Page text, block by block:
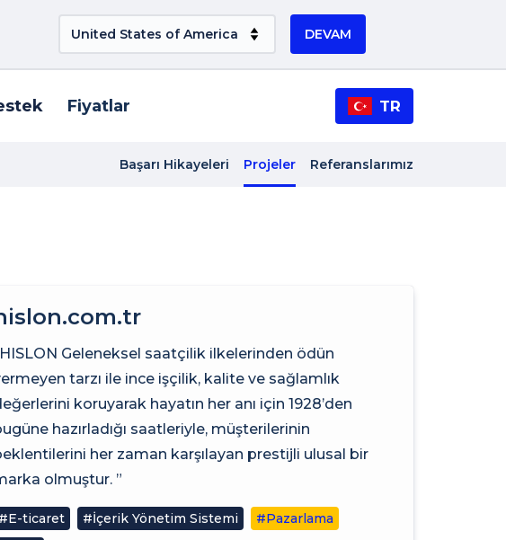
DEVAM
Fiyatlar TR
Başarı Hikayeleri Projeler Referanslarımız
Geleneksel saatçilik ilkelerinden ödün
tarzı ile ince işçilik, kalite ve sağlamlık
koruyarak hayatın her anı için 1928’den
hazırladığı saatleriyle, müşterilerinin
her zaman karşılayan prestijli ulusal bir
olmuştur. ”
#E-ticaret #İçerik Yönetim Sistemi
#Pazarlama